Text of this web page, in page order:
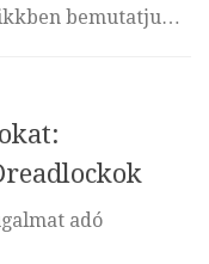
bemutatju…
adó